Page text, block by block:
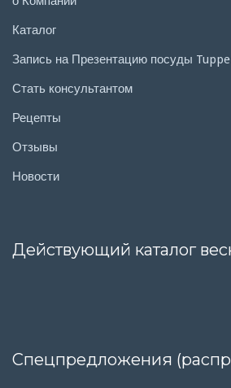
Каталог
Запись на Презентацию посуды
Стать консультантом
Рецепты
Отзывы
Новости
Действующий каталог
Спецпредложения